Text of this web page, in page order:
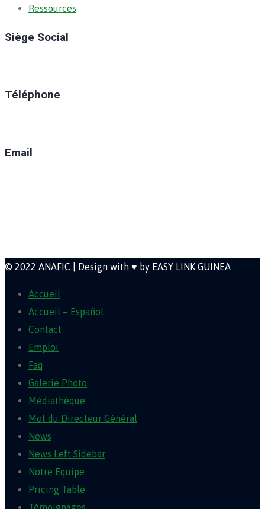
Ressources
Siège Social
Téléphone
Email
© 2022 ANAFIC | Design with ♥ by EASY LINK GUINEA
Accueil
Accueil – Español
Contact
Emploi
Faq
Galerie Photo
Médiathèque
Mot du Directeur Général
News
News Left Sidebar
Notre Equipe
Pricing Table